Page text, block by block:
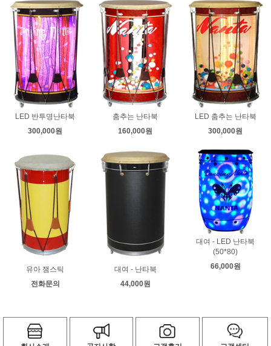
LED 반투명난타북
300,000원
춤추는 난타북
160,000원
LED 춤추는 난타북
300,000원
유아 잼스틱
전화문의
대여 - 난타북
44,000원
대여 - LED 난타북
(50*80)
66,000원